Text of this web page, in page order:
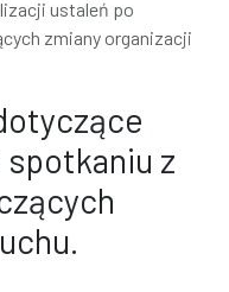
ustaleń po
zmiany organizacji
z